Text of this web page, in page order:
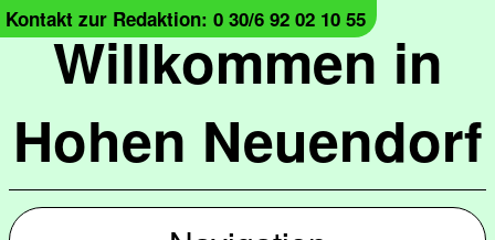
Willkommen in
Hohen Neuendorf
Kontakt zur Redaktion: 0 30/6 92 02 10 55